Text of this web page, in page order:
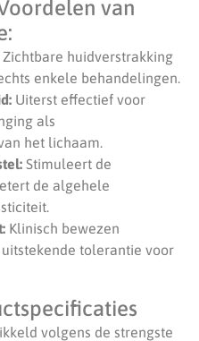
van
Zichtbare huidverstrakking
enkele behandelingen.
Uiterst effectief voor
als
het lichaam.
Stimuleert de
de algehele
Klinisch bewezen
tolerantie voor
volgens de strengste